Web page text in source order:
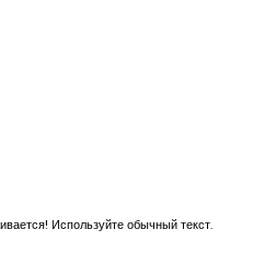
Используйте обычный текст.